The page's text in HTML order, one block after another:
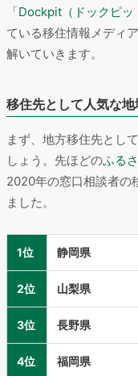
「Dockpit（ドックピッ
ている移住情報メディ
解いていきます。
移住先として人気な
まず、地方移住先とし
しょう。先ほどのふる
2020年の窓口相談者の
ました。
1位
2位 山梨県
3位 長野県
4位 福岡県